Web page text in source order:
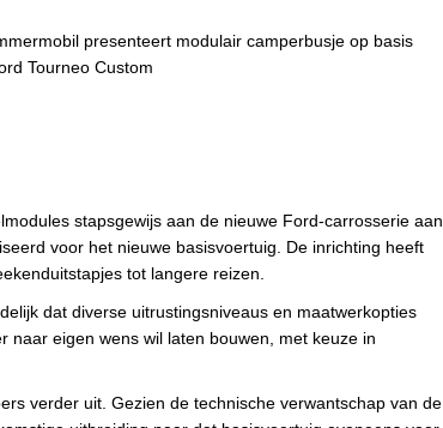
stapsgewijs aan de nieuwe Ford-carrosserie aan.
voor het nieuwe basisvoertuig. De inrichting heeft
tot langere reizen.
dat diverse uitrustingsniveaus en maatwerkopties
naar eigen wens wil laten bouwen, met keuze in
verder uit. Gezien de technische verwantschap van de